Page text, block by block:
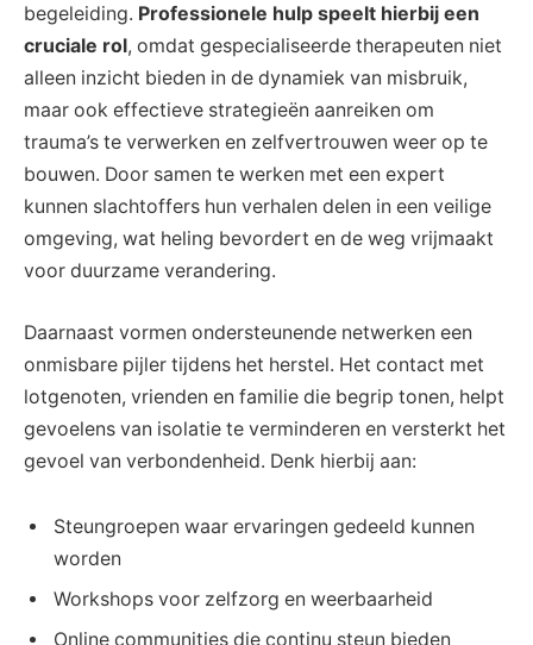
begeleiding. Professionele hulp speelt hierbij een
cruciale rol, omdat gespecialiseerde therapeuten niet
alleen inzicht bieden in de dynamiek van misbruik,
maar ook effectieve strategieën aanreiken om
trauma’s te verwerken en zelfvertrouwen weer op te
bouwen. Door samen te werken met een expert
kunnen slachtoffers hun verhalen delen in een veilige
omgeving, wat heling bevordert en de weg vrijmaakt
voor duurzame verandering.
Daarnaast vormen ondersteunende netwerken een
onmisbare pijler tijdens het herstel. Het contact met
lotgenoten, vrienden en familie die begrip tonen, helpt
gevoelens van isolatie te verminderen en versterkt het
gevoel van verbondenheid. Denk hierbij aan:
Steungroepen waar ervaringen gedeeld kunnen
worden
Workshops voor zelfzorg en weerbaarheid
Online communities die continu steun bieden